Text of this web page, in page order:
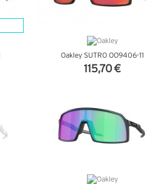
Oakley SUTRO OO9406-11
115,70 €